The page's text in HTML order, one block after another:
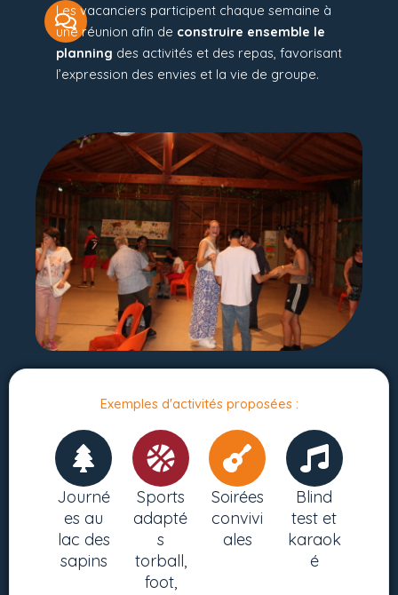
Les vacanciers participent chaque semaine à
une réunion afin de construire ensemble le
planning des activités et des repas, favorisant
l’expression des envies et la vie de groupe.
Exemples d'activités proposées :
Journé
es au
lac des
sapins
Sports
adapté
s
torball,
foot,
Soirées
convivi
ales
Blind
test et
karaok
é